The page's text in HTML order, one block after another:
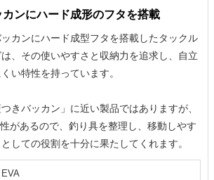
ンにハード成形のフタを搭載
カンにハード成型フタを搭載したタックル
、その使いやすさと収納力を追求し、自立
い特性を持っています。
きバッカン」に近い製品ではありますが、
があるので、釣り具を整理し、移動しやす
しての役割を十分に果たしてくれます。
EVA